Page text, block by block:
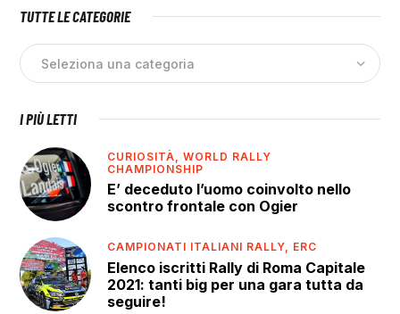
TUTTE LE CATEGORIE
I PIÙ LETTI
CURIOSITÀ,WORLD RALLY
CHAMPIONSHIP
E’ deceduto l’uomo coinvolto nello
scontro frontale con Ogier
CAMPIONATI ITALIANI RALLY, ERC
Elenco iscritti Rally di Roma Capitale
2021: tanti big per una gara tutta da
seguire!